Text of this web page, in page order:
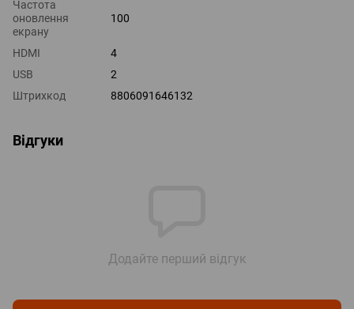
Частота
оновлення
екрану
100
HDMI
4
USB
2
Штрихкод
8806091646132
Відгуки
Додайте перший відгук